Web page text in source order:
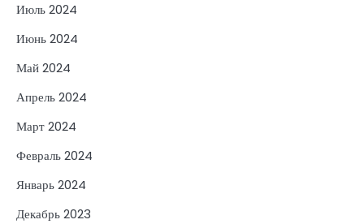
Июль 2024
Июнь 2024
Май 2024
Апрель 2024
Март 2024
Февраль 2024
Январь 2024
Декабрь 2023